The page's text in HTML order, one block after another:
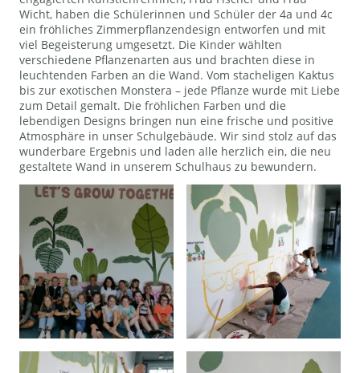
Wicht, haben die Schülerinnen und Schüler der 4a und 4c
ein fröhliches Zimmerpflanzendesign entworfen und mit
viel Begeisterung umgesetzt. Die Kinder wählten
verschiedene Pflanzenarten aus und brachten diese in
leuchtenden Farben an die Wand. Vom stacheligen Kaktus
bis zur exotischen Monstera – jede Pflanze wurde mit Liebe
zum Detail gemalt. Die fröhlichen Farben und die
lebendigen Designs bringen nun eine frische und positive
Atmosphäre in unser Schulgebäude. Wir sind stolz auf das
wunderbare Ergebnis und laden alle herzlich ein, die neu
gestaltete Wand in unserem Schulhaus zu bewundern.